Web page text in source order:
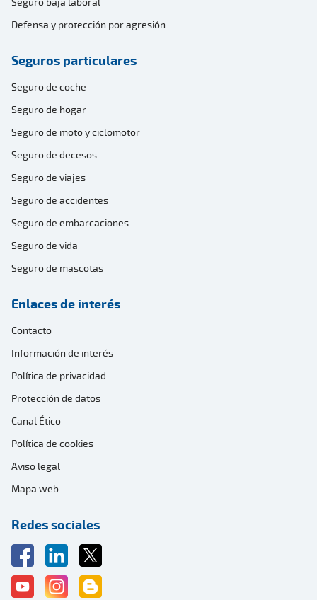
Defensa y protección por agresión
Seguros particulares
Seguro de coche
Seguro de hogar
Seguro de moto y ciclomotor
Seguro de decesos
Seguro de viajes
Seguro de accidentes
Seguro de embarcaciones
Seguro de vida
Seguro de mascotas
Enlaces de interés
Contacto
Información de interés
Política de privacidad
Protección de datos
Canal Ético
Política de cookies
Aviso legal
Mapa web
Redes sociales